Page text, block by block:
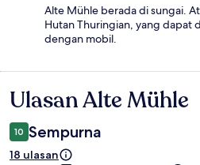
Alte Mühle berada di sungai.
Hutan Thuringian, yang dapat
dengan mobil.
Ulasan
Ulasan Alte Mühle
10 Sempurna
18 ulasan